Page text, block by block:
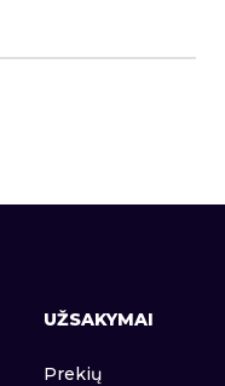
UŽSAKYMAI
Prekių